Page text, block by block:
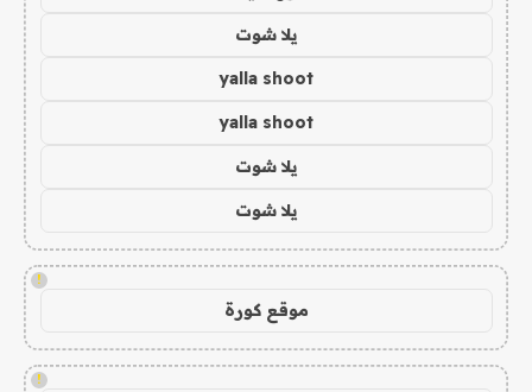
يلا شوت
yalla shoot
yalla shoot
يلا شوت
يلا شوت
!
موقع كورة
!